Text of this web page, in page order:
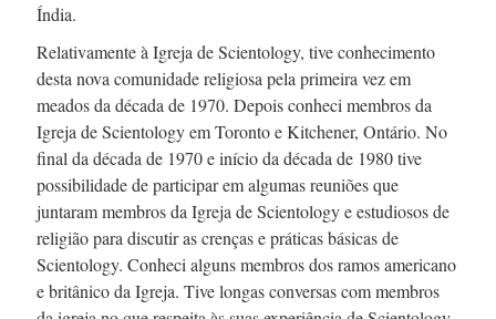
Índia.
Relativamente à Igreja de Scientology, tive conhecimento
desta nova comunidade religiosa pela primeira vez em
meados da década de 1970. Depois conheci membros da
Igreja de Scientology em Toronto e Kitchener, Ontário. No
final da década de 1970e início da década de 1980tive
possibilidade de participar em algumas reuniões que
juntaram membros da Igreja de Scientology e estudiosos de
religião para discutir as crenças e práticas básicas de
Scientology. Conheci alguns membros dos ramos americano
e britânico da Igreja. Tive longas conversas com membros